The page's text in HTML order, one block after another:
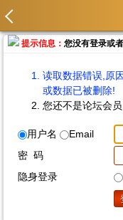
提示信息：您没有登录或
读取数据错误,原
或数据已被删除!
您还不是论坛会
用户名
Email
密 码
隐身登录